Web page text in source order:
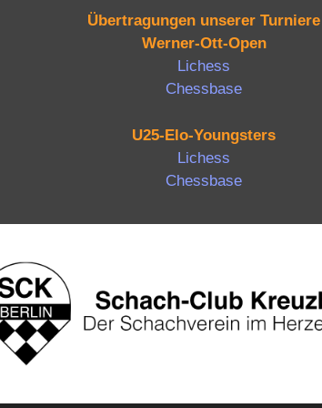
Übertragungen unserer Turniere
Werner-Ott-Open
Lichess
Chessbase
U25-Elo-Youngsters
Lichess
Chessbase